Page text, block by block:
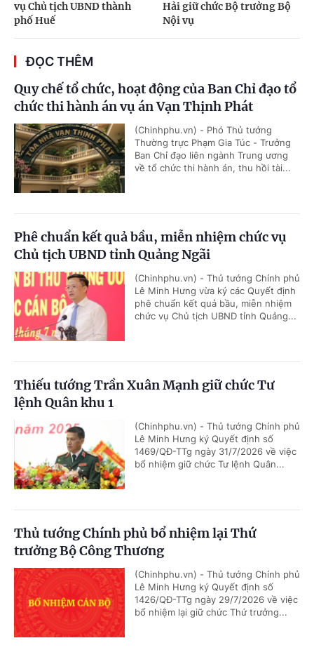
vụ Chủ tịch UBND thành
phố Huế
Hải giữ chức Bộ trưởng Bộ
Nội vụ
ĐỌC THÊM
Quy chế tổ chức, hoạt động của Ban Chỉ đạo tổ
chức thi hành án vụ án Vạn Thịnh Phát
(Chinhphu.vn) - Phó Thủ tướng
Thường trực Phạm Gia Túc - Trưởng
Ban Chỉ đạo liên ngành Trung ương
về tổ chức thi hành án, thu hồi tài...
Phê chuẩn kết quả bầu, miễn nhiệm chức vụ
Chủ tịch UBND tỉnh Quảng Ngãi
(Chinhphu.vn) - Thủ tướng Chính phủ
Lê Minh Hưng vừa ký các Quyết định
phê chuẩn kết quả bầu, miễn nhiệm
chức vụ Chủ tịch UBND tỉnh Quảng...
Thiếu tướng Trần Xuân Mạnh giữ chức Tư
lệnh Quân khu 1
(Chinhphu.vn) - Thủ tướng Chính phủ
Lê Minh Hưng ký Quyết định số
1469/QĐ-TTg ngày 31/7/2026 về việc
bổ nhiệm giữ chức Tư lệnh Quân...
Thủ tướng Chính phủ bổ nhiệm lại Thứ
trưởng Bộ Công Thương
(Chinhphu.vn) - Thủ tướng Chính phủ
Lê Minh Hưng ký Quyết định số
1426/QĐ-TTg ngày 29/7/2026 về việc
bổ nhiệm lại giữ chức Thứ trưởng...